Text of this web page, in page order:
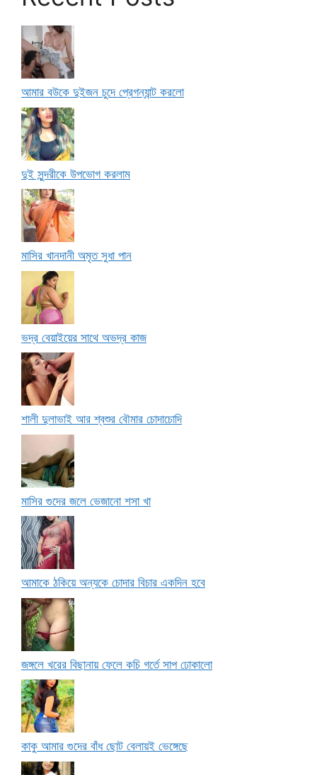
আমার বউকে দুইজন চুদে প্রেগন্যান্ট করলো
দুই সুন্দরীকে উপভোগ করলাম
মাসির খানদানী অমৃত সুধা পান
ভদ্র বেয়াইয়ের সাথে অভদ্র কাজ
শালী দুলাভাই আর শ্বশুর বৌমার চোদাচোদি
মাসির গুদের জলে ভেজানো শসা খা
আমাকে ঠকিয়ে অন্যকে চোদার বিচার একদিন হবে
জঙ্গলে খরের বিছানায় ফেলে কচি গর্তে সাপ ঢোকালো
কাকু আমার গুদের বাঁধ ছোট বেলায়ই ভেঙ্গেছে